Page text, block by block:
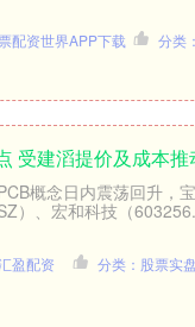
配资世界APP下载 分类
受建滔提价及成本
概念日内震荡回升，
）、宏和科技（
盈配资 分类：股票实